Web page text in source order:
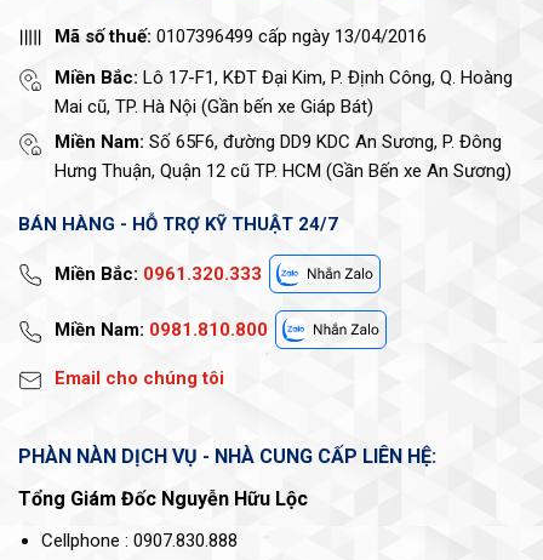
Mã số thuế: 0107396499 cấp ngày 13/04/2016
Miền Bắc: Lô 17-F1, KĐT Đại Kim, P. Định Công, Q. Hoàng
Mai cũ, TP. Hà Nội (Gần bến xe Giáp Bát)
Miền Nam: Số 65F6, đường DD9 KDC An Sương, P. Đông
Hưng Thuận, Quận 12 cũ TP. HCM (Gần Bến xe An Sương)
BÁN HÀNG - HỖ TRỢ KỸ THUẬT 24/7
Miền Bắc: 0961.320.333
Miền Nam: 0981.810.800
Email cho chúng tôi
PHÀN NÀN DỊCH VỤ - NHÀ CUNG CẤP LIÊN HỆ:
Tổng Giám Đốc Nguyễn Hữu Lộc
Cellphone : 0907.830.888